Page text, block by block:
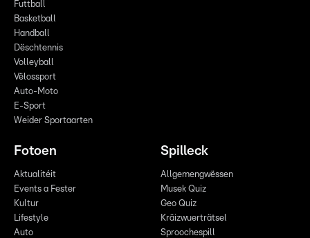
Futtball
Basketball
Handball
Dëschtennis
Volleyball
Vëlossport
Auto-Moto
E-Sport
Weider Sportaarten
Fotoen
Aktualitéit
Events a Fester
Kultur
Lifestyle
Auto
Spilleck
Allgemengwëssen
Musek Quiz
Geo Quiz
Kräizwuerträtsel
Sproochespill